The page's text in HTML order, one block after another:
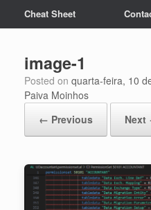
Cheat Sheet
image-1
Posted on quarta-feira, 10
Paiva Moinhos
← Previous
Next